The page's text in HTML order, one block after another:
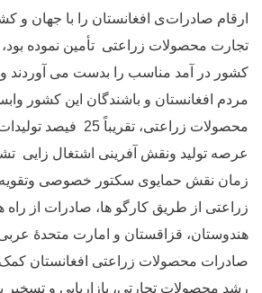
ارقام صادراتی افغانستان را با جهان و
تجارت محصولات زراعتی تأمین نموده بود،
مردم افغانستان و باشندگان این کشور
محصولات زراعتی،
عرصه تولید ونقش آفرینی اشتغال زایی
زمان نقش حمایوی سکتور خصوصی
زراعتی از طریق کارگو ها، صادرات از راه
هندوستان، قزاقستان و امارت متحدۀ
صادرات محصولات زراعتی افغانستان کمک
رشد محصولات تجارتی، بازاریابی و تسخیر